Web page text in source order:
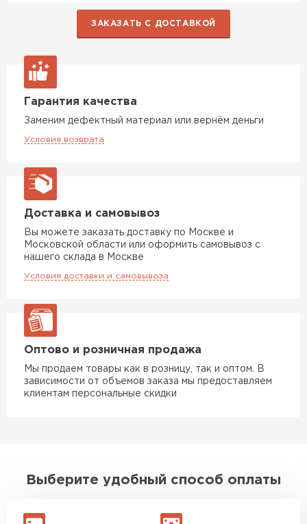
ЗАКАЗАТЬ С ДОСТАВКОЙ
Гарантия качества
Заменим дефектный материал или вернём деньги
Условия возврата
Доставка и самовывоз
Вы можете заказать доставку по Москве и
Московской области или оформить самовывоз с
нашего склада в Москве
Условия доставки и самовывоза
Оптово и розничная продажа
Мы продаем товары как в розницу, так и оптом. В
зависимости от объемов заказа мы предоставляем
клиентам персональные скидки
Выберите удобный способ оплаты